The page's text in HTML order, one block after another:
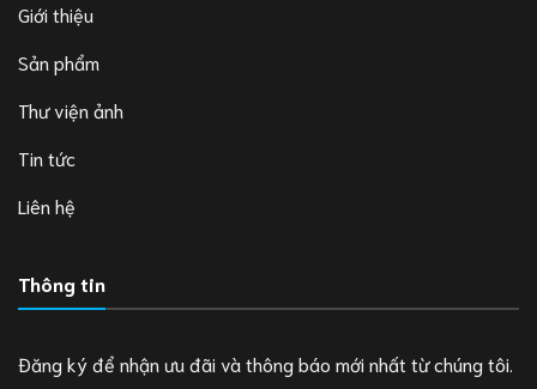
Giới thiệu
Sản phẩm
Thư viện ảnh
Tin tức
Liên hệ
Thông tin
Đăng ký để nhận ưu đãi và thông báo mới nhất từ chúng tôi.